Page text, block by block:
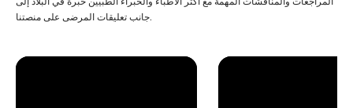
جانب تعليقات المرضى على منصتنا.